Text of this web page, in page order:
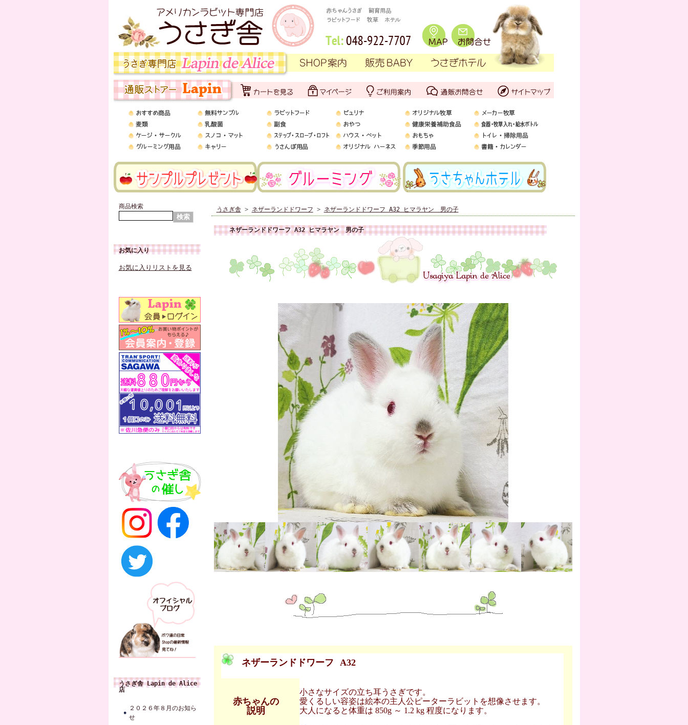
商品検索
お気に入り
お気に入りリストを見る
うさぎ舎 Lapin de Alice
店
２０２６年８月のお知ら
せ
うさぎ舎> ネザーランドドワーフ > ネザーランドドワーフ A32 ヒマラヤン 男の子
ネザーランドドワーフ A32 ヒマラヤン 男の子
ネザーランドドワーフ A32
赤ちゃんの
説明
小さなサイズの立ち耳うさぎです。
愛くるしい容姿は絵本の主人公ピーターラビットを想像させます。
大人になると体重は 850g ～ 1.2 kg 程度になります。